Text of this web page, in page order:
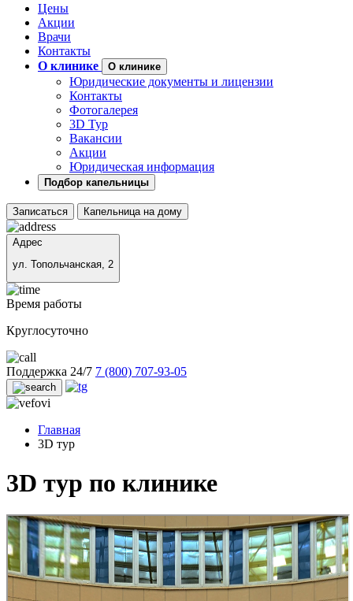
Цены
Акции
Врачи
Контакты
О клинике
О клинике
Юридические документы и лицензии
Контакты
Фотогалерея
3D Тур
Вакансии
Акции
Юридическая информация
Подбор капельницы
Записаться Капельница на дому
Адрес
ул. Топольчанская, 2
Время работы
Круглосуточно
Поддержка 24/7 7 (800) 707-93-05
Главная
3D тур
3D тур по клинике